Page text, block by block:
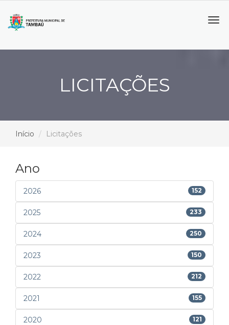
LICITAÇÕES
Início Licitações
Ano
2026 152
2025 233
2024 250
2023 150
2022 212
2021 155
2020 121